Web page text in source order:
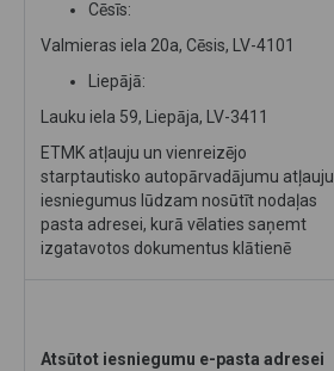
Cēsīs:
Valmieras iela 20a, Cēsis, LV-4101
Liepājā:
Lauku iela 59, Liepāja, LV-3411
ETMK atļauju un vienreizējo
starptautisko autopārvadājumu atļauju
iesniegumus lūdzam nosūtīt nodaļas
pasta adresei, kurā vēlaties saņemt
izgatavotos dokumentus klātienē
Atsūtot iesniegumu e-pasta adresei